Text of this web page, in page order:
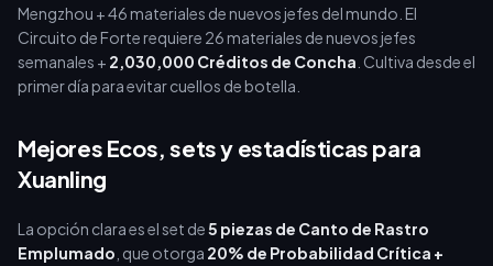
Mengzhou + 46 materiales de nuevos jefes del mundo. El
Circuito de Forte requiere 26 materiales de nuevos jefes
semanales + 2,030,000 Créditos de Concha . Cultiva desde el
primer día para evitar cuellos de botella.
Mejores Ecos, sets y estadísticas para
Xuanling
La opción clara es el set de5 piezas de Canto de Rastro
Emplumado , que otorga 20% de Probabilidad Crítica +